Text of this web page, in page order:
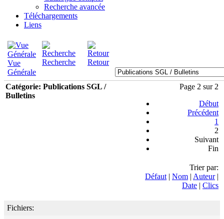
Recherche avancée
Téléchargements
Liens
Vue
Générale
Recherche Retour
Catégorie: Publications SGL /
Bulletins
Page 2 sur 2
Début
Précédent
1
2
Suivant
Fin
Trier par:
Défaut | Nom | Auteur|
Date | Clics
Fichiers: